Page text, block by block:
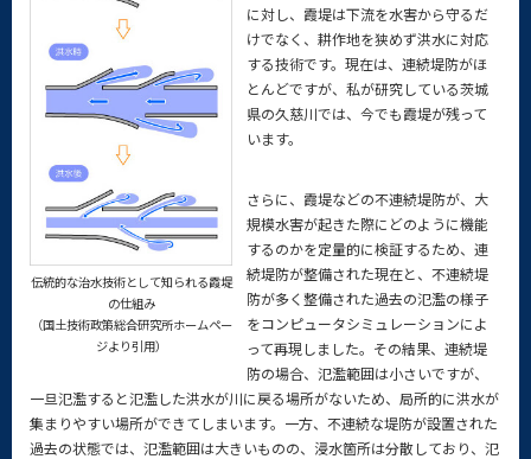
伝統的な治水技術として知られる霞堤
の仕組み
（国土技術政策総合研究所ホームペー
ジより引用）
に対し、霞堤は下流を水害から守るだ
けでなく、耕作地を狭めず洪水に対応
する技術です。現在は、連続堤防がほ
とんどですが、私が研究している茨城
県の久慈川では、今でも霞堤が残って
います。
さらに、霞堤などの不連続堤防が、大
規模水害が起きた際にどのように機能
するのかを定量的に検証するため、連
続堤防が整備された現在と、不連続堤
防が多く整備された過去の氾濫の様子
をコンピュータシミュレーションによ
って再現しました。その結果、連続堤
防の場合、氾濫範囲は小さいですが、
一旦氾濫すると氾濫した洪水が川に戻る場所がないため、局所的に洪水が
集まりやすい場所ができてしまいます。一方、不連続な堤防が設置された
過去の状態では、氾濫範囲は大きいものの、浸水箇所は分散しており、氾